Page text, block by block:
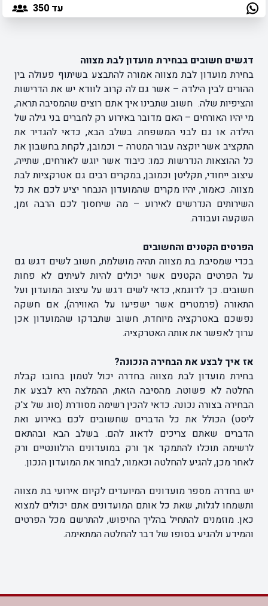
עד 350
דגשים חשובים בבחירת מועדון לבת מצווה
בחירת מועדון לבת מצווה אמורה להתבצע בשיתוף פעולה בין
ההורים לבין הילדה – אשר גם לה קרוב לוודא יש את הדרישות
והציפיות שלה. חשוב שתבינו איך אתם רוצים שהמסיבה תראה,
מי יהיו האורחים – האם מדובר באירוע רק לחברים בני גילה של
הילדה או גם לבני המשפחה. בשלב הבא, כדאי להגדיר את
התקציב אשר יוקצה עבור המטרה – וכמובן, לקחת בחשבון את
כל ההוצאות הנדרשות כמו: כיבוד אשר יוגש לאורחים, שתייה,
עיצוב ייחודי, תקליטן וכמובן, במקרים רבים גם אטרקציות לבת
מצווה. כאמור, יהיו מקרים שהמועדון הנבחר יציע לכם את כל
השירותים הנדרשים לאירוע – מה שיחסוך לכם הרבה זמן,
השקעה ועבודה.
הפרטים הקטנים והחשובים
בכדי שמסיבת בת מצווה תהיה מושלמת, חשוב לשים דגש גם
על הפרטים הקטנים אשר יכולים להיות לעיתים לא פחות
חשובים. כך לדוגמא, כדאי לשים דגש על עיצוב המועדון ועל
התאורה (פרמטרים אשר ישפיעו על האווירה), אם חשקה
נפשכם באטרקציה מיוחדת, חשוב שתבדקו שהמועדון אכן
ערוך לאפשר את אותה האטרקציה.
אז איך לבצע את הבחירה הנכונה?
בחירת מועדון לבת מצווה בחדרה יכול לטמון בחובו קבלת
החלטה לא פשוטה. מהסיבה הזאת, ההמלצה היא לבצע את
הבחירה בצורה נכונה. כדאי להכין רשימה מסודרת (סוג של צ'ק
ליסט) הכולל את כל הדברים שחשובים לכם באירוע ואת
הדברים שאתם צריכים לדאוג להם. בשלב הבא ובהתאם
לרשימה תוכלו להתמקד אך ורק במועדונים הרלוונטיים ורק
לאחר מכן, להגיע להחלטה וכאמור, לבחור את המועדון הנכון.
יש בחדרה מספר מועדונים המיועדים לקיום אירועי בת מצווה
ותשמחו לגלות, שאת כל אותם המועדונים אתם יכולים למצוא
כאן. מוזמנים להתחיל בהליך החיפוש, להתרשם מכל הפרטים
והמידע ולהגיע בסופו של דבר להחלטה המתאימה.